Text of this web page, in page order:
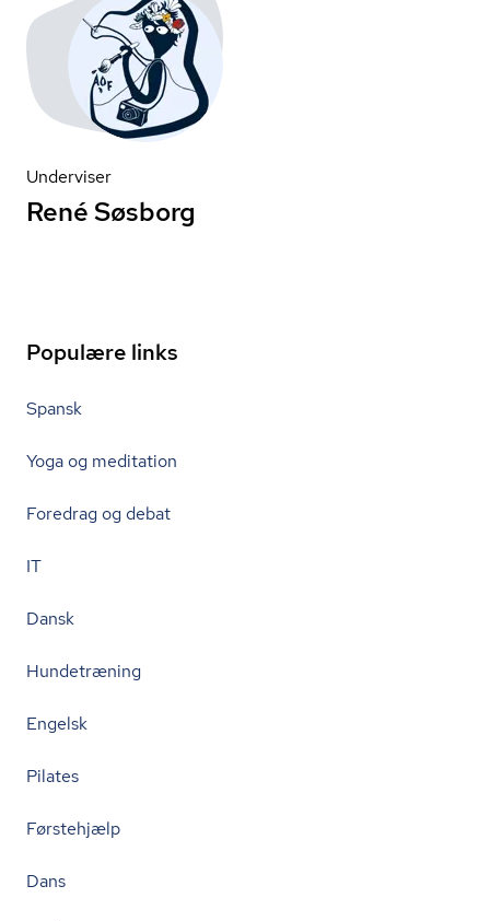
Underviser
René Søsborg
Populære links
Spansk
Yoga og meditation
Foredrag og debat
IT
Dansk
Hundetræning
Engelsk
Pilates
Førstehjælp
Dans